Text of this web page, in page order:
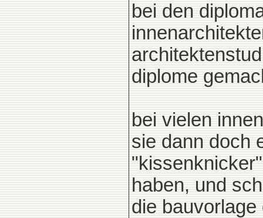
bei den
diplome
bei vielen
sie dann doch
haben, und
die